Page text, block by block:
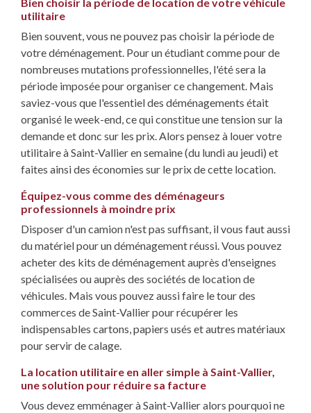
Bien choisir la période de location de votre véhicule
utilitaire
Bien souvent, vous ne pouvez pas choisir la période de
votre déménagement. Pour un étudiant comme pour de
nombreuses mutations professionnelles, l'été sera la
période imposée pour organiser ce changement. Mais
saviez-vous que l'essentiel des déménagements était
organisé le week-end, ce qui constitue une tension sur la
demande et donc sur les prix. Alors pensez à louer votre
utilitaire à Saint-Vallier en semaine (du lundi au jeudi) et
faites ainsi des économies sur le prix de cette location.
Équipez-vous comme des déménageurs
professionnels à moindre prix
Disposer d'un camion n'est pas suffisant, il vous faut aussi
du matériel pour un déménagement réussi. Vous pouvez
acheter des kits de déménagement auprès d'enseignes
spécialisées ou auprès des sociétés de location de
véhicules. Mais vous pouvez aussi faire le tour des
commerces de Saint-Vallier pour récupérer les
indispensables cartons, papiers usés et autres matériaux
pour servir de calage.
La location utilitaire en aller simple à Saint-Vallier,
une solution pour réduire sa facture
Vous devez emménager à Saint-Vallier alors pourquoi ne